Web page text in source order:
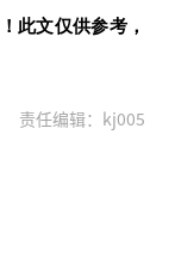
此文仅供参考，
责任编辑：kj005